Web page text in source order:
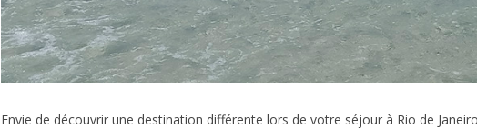
Envie de découvrir une destination différente lors de votre séjour à Rio de